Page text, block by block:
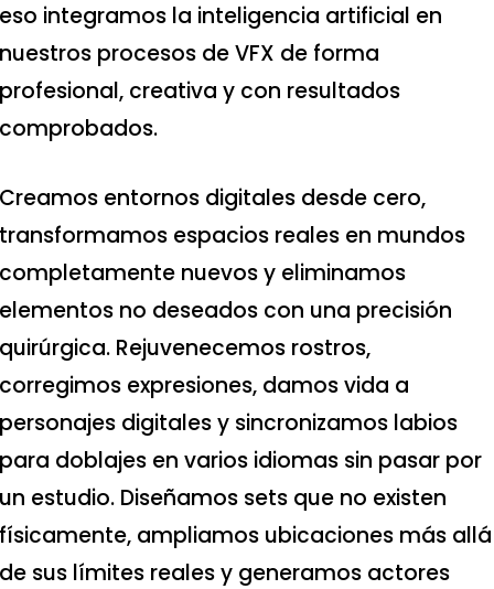
eso integramos la inteligencia artificial en
nuestros procesos de VFX de forma
profesional, creativa y con resultados
comprobados.
Creamos entornos digitales desde cero,
transformamos espacios reales en mundos
completamente nuevos y eliminamos
elementos no deseados con una precisión
quirúrgica. Rejuvenecemos rostros,
corregimos expresiones, damos vida a
personajes digitales y sincronizamos labios
para doblajes en varios idiomas sin pasar por
un estudio. Diseñamos sets que no existen
físicamente, ampliamos ubicaciones más allá
de sus límites reales y generamos actores